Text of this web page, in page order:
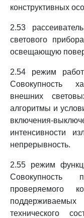
конструктивных
2.53
светового
освещающую
2.54 режим
Совокупность
внешних
алгоритмы и
включения-
интенсивности
непрерывность.
2.55 режим
Совокупность
проверяемого
технического